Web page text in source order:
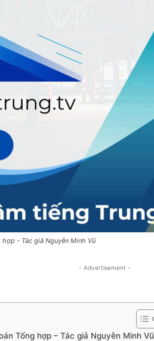
- Tác giả Nguyễn Minh Vũ
- Advertisement -
Tổng hợp – Tác giả Nguyễn Minh Vũ